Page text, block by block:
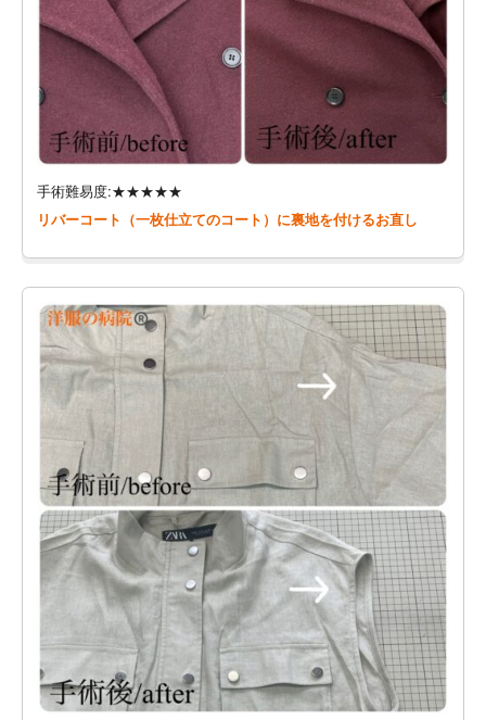
手術難易度:★★★★★
リバーコート（一枚仕立てのコート）に裏地を付けるお直し